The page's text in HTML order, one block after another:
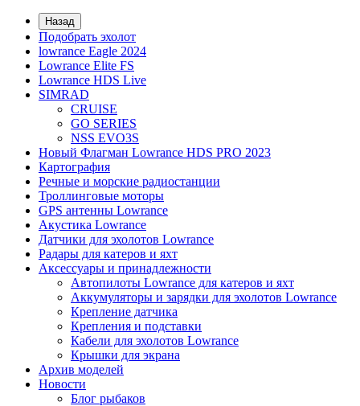
Назад
Подобрать эхолот
lowrance Eagle 2024
Lowrance Elite FS
Lowrance HDS Live
SIMRAD
CRUISE
GO SERIES
NSS EVO3S
Новый Флагман Lowrance HDS PRO 2023
Картография
Речные и морские радиостанции
Троллинговые моторы
GPS антенны Lowrance
Акустика Lowrance
Датчики для эхолотов Lowrance
Радары для катеров и яхт
Аксессуары и принадлежности
Автопилоты Lowrance для катеров и яхт
Аккумуляторы и зарядки для эхолотов Lowrance
Крепление датчика
Крепления и подставки
Кабели для эхолотов Lowrance
Крышки для экрана
Архив моделей
Новости
Блог рыбаков